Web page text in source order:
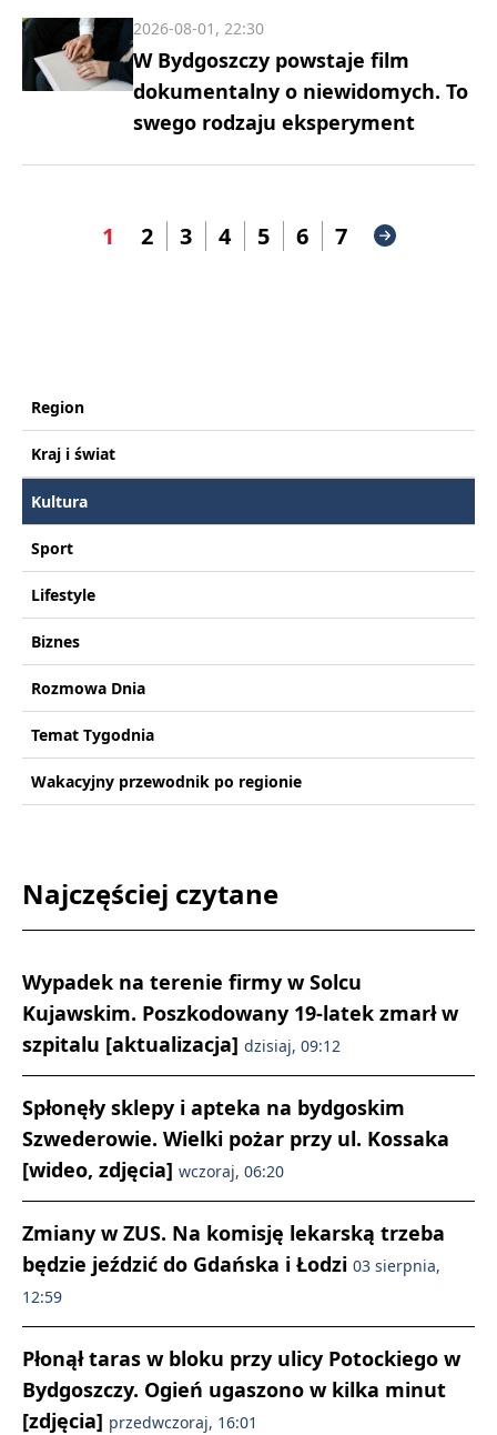
W Bydgoszczy powstaje film
dokumentalny o niewidomych. To
swego rodzaju eksperyment
2026-08-01, 22:30
1 2 3 4 5 6 7
Region
Kraj i świat
Kultura
Sport
Lifestyle
Biznes
Rozmowa Dnia
Temat Tygodnia
Wakacyjny przewodnik po regionie
Najczęściej czytane
Wypadek na terenie firmy w Solcu
Kujawskim. Poszkodowany 19-latek zmarł w
szpitalu [aktualizacja] dzisiaj, 09:12
Spłonęły sklepy i apteka na bydgoskim
Szwederowie. Wielki pożar przy ul. Kossaka
[wideo, zdjęcia] wczoraj, 06:20
Zmiany w ZUS. Na komisję lekarską trzeba
będzie jeździć do Gdańska i Łodzi 03 sierpnia,
12:59
Płonął taras w bloku przy ulicy Potockiego w
Bydgoszczy. Ogień ugaszono w kilka minut
[zdjęcia] przedwczoraj, 16:01